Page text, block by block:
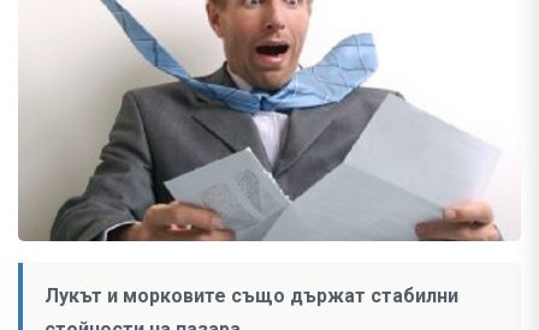
Лукът и морковите също държат стабилни